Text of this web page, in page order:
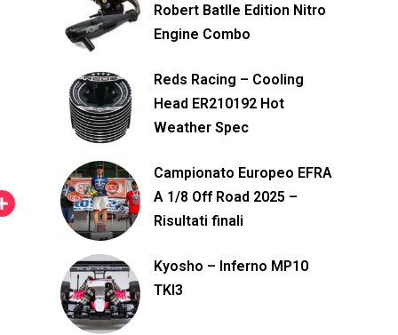
C
Robert Batlle Edition Nitro
Engine Combo
Reds Racing – Cooling
Head ER210192 Hot
Weather Spec
Campionato Europeo EFRA
A 1/8 Off Road 2025 –
Risultati finali
Kyosho – Inferno MP10
TKI3